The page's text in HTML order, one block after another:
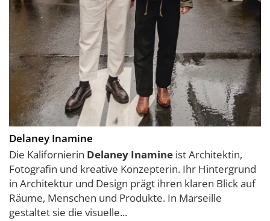
Delaney Inamine
Die Kalifornierin Delaney Inamine ist Architektin,
Fotografin und kreative Konzepterin. Ihr Hintergrund
in Architektur und Design prägt ihren klaren Blick auf
Räume, Menschen und Produkte. In Marseille
gestaltet sie die visuelle...